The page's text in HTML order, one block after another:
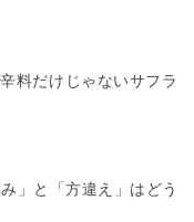
料だけじゃないサフラ
」と「方違え」はどう